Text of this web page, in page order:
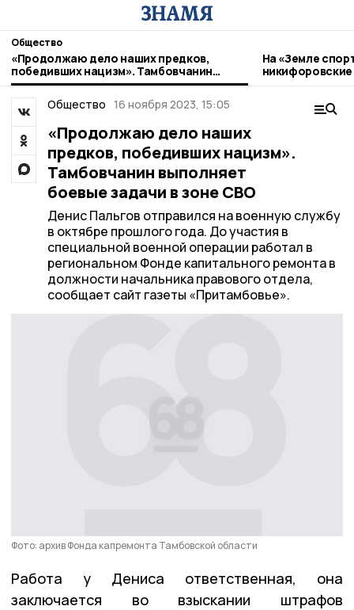
Общество
«Продолжаю дело наших предков,
победивших нацизм». Тамбовчанин
выполняет боевые задачи в зоне СВО
На «Земле
Общество 16 ноября 2023, 15:05
«Продолжаю дело наших
предков, победивших нацизм».
Тамбовчанин выполняет
боевые задачи в зоне СВО
Денис Пальгов отправился на военную службу
в октябре прошлого года. До участия в
специальной военной операции работал в
региональном Фонде капитального ремонта в
должности начальника правового отдела,
сообщает сайт газеты «Притамбовье».
Фото: архив Фонда капремонта Тамбовской области
Работа у Дениса ответственная, она
заключается во взыскании штрафов